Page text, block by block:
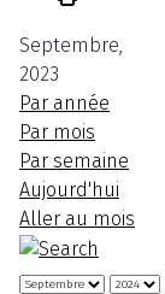
Septembre,
2023
Par année
Par mois
Par semaine
Aujourd'hui
Aller au mois